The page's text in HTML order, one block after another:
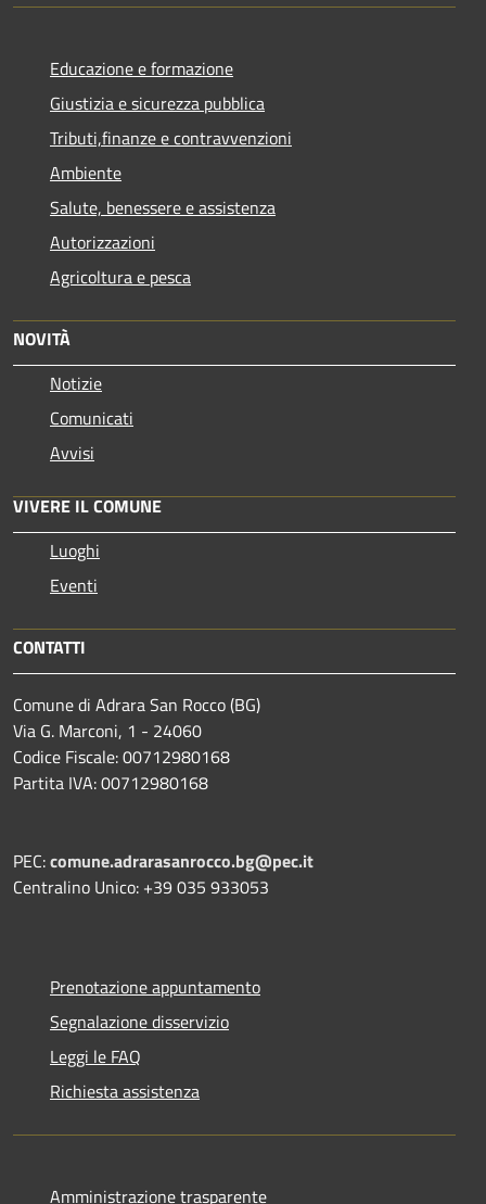
Educazione e formazione
Giustizia e sicurezza pubblica
Tributi,finanze e contravvenzioni
Ambiente
Salute, benessere e assistenza
Autorizzazioni
Agricoltura e pesca
NOVITÀ
Notizie
Comunicati
Avvisi
VIVERE IL COMUNE
Luoghi
Eventi
CONTATTI
Comune di Adrara San Rocco (BG)
Via G. Marconi, 1 - 24060
Codice Fiscale: 00712980168
Partita IVA: 00712980168
PEC:comune.adrarasanrocco.bg@pec.it
Centralino Unico: +39 035 933053
Prenotazione appuntamento
Segnalazione disservizio
Leggi le FAQ
Richiesta assistenza
Amministrazione trasparente